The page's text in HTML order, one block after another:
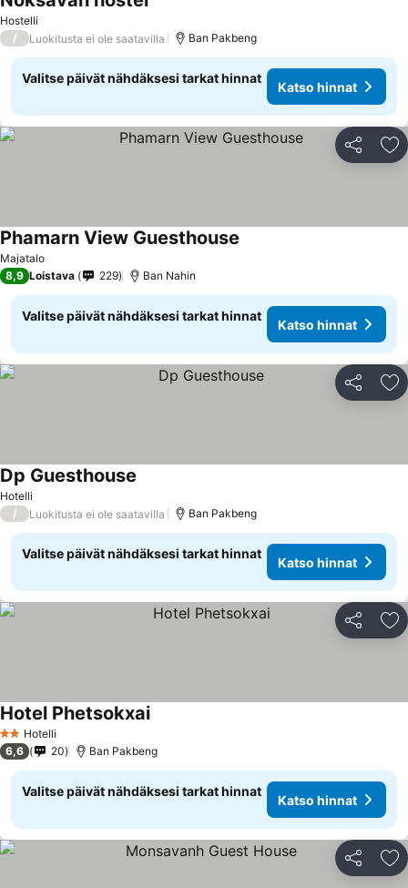
Hostelli
/ Luokitusta ei ole saatavilla Ban Pakbeng
Valitse päivät nähdäksesi tarkat hinnat
Katso hinnat
Jaa
Majatalo
Phamarn View Guesthouse
8,9 Loistava 229 Ban Nahin
Valitse päivät nähdäksesi tarkat hinnat
Katso hinnat
Jaa
Hotelli
Dp Guesthouse
/ Luokitusta ei ole saatavilla Ban Pakbeng
Valitse päivät nähdäksesi tarkat hinnat
Katso hinnat
Jaa
2 Tähtiluokitus
Hotelli
Hotel Phetsokxai
6,6 20 Ban Pakbeng
Valitse päivät nähdäksesi tarkat hinnat
Katso hinnat
Jaa